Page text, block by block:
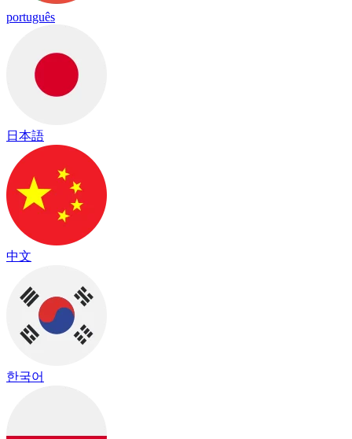
português
日本語
中文
한국어